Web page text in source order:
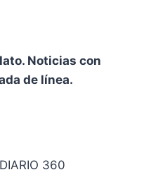
Noticias con
de línea.
360